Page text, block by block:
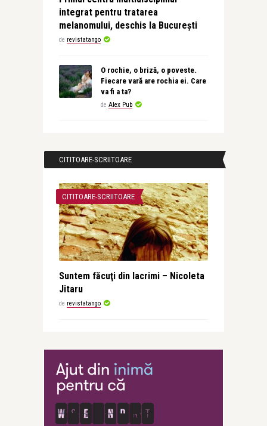
integrat pentru tratarea
melanomului, deschis la București
de revistatango
O rochie, o briză, o poveste.
Fiecare vară are rochia ei. Care
va fi a ta?
de Alex Pub
CITITOARE-SCRIITOARE
CITITOARE-SCRIITOARE
Suntem făcuţi din lacrimi – Nicoleta
Jitaru
de revistatango